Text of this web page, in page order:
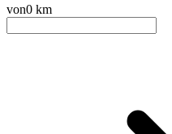
von0 km